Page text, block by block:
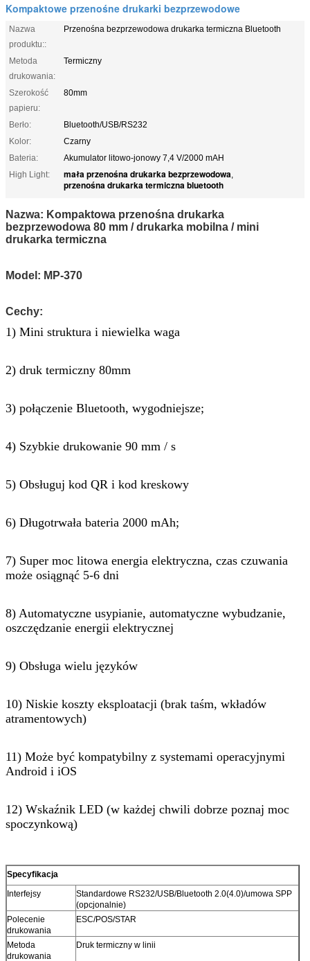
Kompaktowe przenośne drukarki bezprzewodowe
Nazwa
produktu::
Przenośna bezprzewodowa drukarka termiczna Bluetooth
Metoda
drukowania:
Termiczny
Szerokość
papieru:
80mm
Berło:
Bluetooth/USB/RS232
Kolor:
Czarny
Bateria:
Akumulator litowo-jonowy 7,4 V/2000 mAH
High Light:
mała przenośna drukarka bezprzewodowa,
przenośna drukarka termiczna bluetooth
Nazwa: Kompaktowa przenośna drukarka
bezprzewodowa 80 mm / drukarka mobilna / mini
drukarka termiczna
Model: MP-370
Cechy:
1) Mini struktura i niewielka waga
2) druk termiczny 80mm
3) połączenie Bluetooth, wygodniejsze;
4) Szybkie drukowanie 90 mm / s
5) Obsługuj kod QR i kod kreskowy
6) Długotrwała bateria 2000 mAh;
7) Super moc litowa energia elektryczna, czas czuwania
może osiągnąć 5-6 dni
8) Automatyczne usypianie, automatyczne wybudzanie,
oszczędzanie energii elektrycznej
9) Obsługa wielu języków
10) Niskie koszty eksploatacji (brak taśm, wkładów
atramentowych)
11) Może być kompatybilny z systemami operacyjnymi
Android i iOS
12) Wskaźnik LED (w każdej chwili dobrze poznaj moc
spoczynkową)
Specyfikacja
Interfejsy
Standardowe RS232/USB/Bluetooth 2.0(4.0)/umowa SPP
(opcjonalnie)
Polecenie
drukowania
ESC/POS/STAR
Metoda
drukowania
Druk termiczny w linii